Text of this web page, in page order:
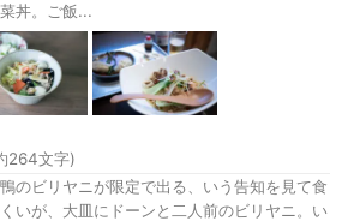
丼。ご飯...
264文字)
のビリヤニが限定で出る、いう告知を見て食
いが、大皿にドーンと二人前のビリヤニ。い